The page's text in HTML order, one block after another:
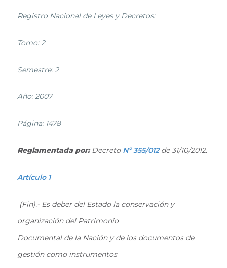
Registro Nacional de Leyes y Decretos:
Tomo: 2
Semestre: 2
Año: 2007
Página: 1478
Reglamentada por:Decreto Nº 355/012de 31/10/2012.
Artículo 1
(Fin).- Es deber del Estado la conservación y
organización del Patrimonio
Documental de la Nación y de los documentos de
gestión como instrumentos